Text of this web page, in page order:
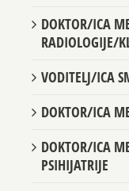
DOKTOR/ICA
RADIOLOGIJE/
VODITELJ/ICA
DOKTOR/ICA
DOKTOR/ICA
PSIHIJATRIJE